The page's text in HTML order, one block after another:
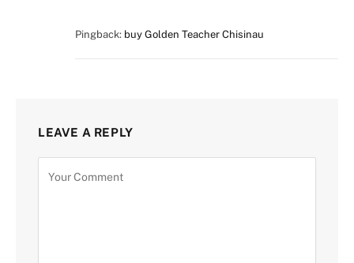
Pingback: buy Golden Teacher Chisinau
LEAVE A REPLY